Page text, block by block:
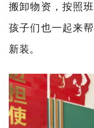
搬卸物资，按照
孩子们也一起来
新装。